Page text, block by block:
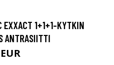
EXXACT 1+1+1-KYTKIN
ANTRASIITTI